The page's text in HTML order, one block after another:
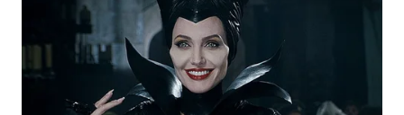
NATUNA